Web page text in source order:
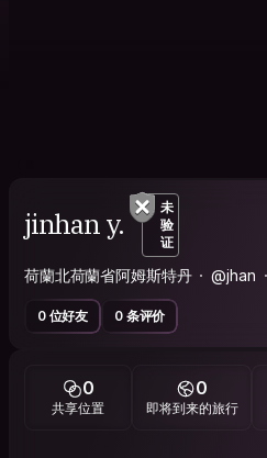
jinhan y.
未
验
证
荷蘭北荷蘭省阿姆斯特丹 @jhan
0 位好友 0 条评价
0
共享位置
0
即将到来的旅行